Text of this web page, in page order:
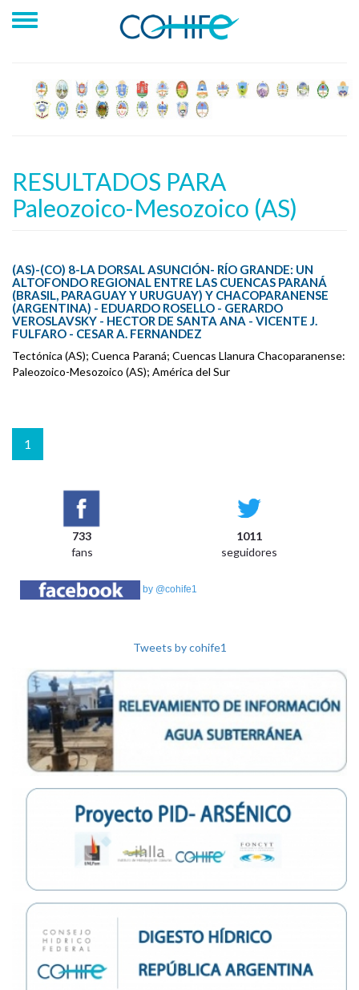
RESULTADOS PARA
Paleozoico-Mesozoico (AS)
(AS)-(CO) 8-LA DORSAL ASUNCIÓN- RÍO GRANDE: UN
ALTOFONDO REGIONAL ENTRE LAS CUENCAS PARANÁ
(BRASIL, PARAGUAY Y URUGUAY) Y CHACOPARANENSE
(ARGENTINA) - EDUARDO ROSELLO - GERARDO
VEROSLAVSKY - HECTOR DE SANTA ANA - VICENTE J.
FULFARO - CESAR A. FERNANDEZ
Tectónica (AS); Cuenca Paraná; Cuencas Llanura Chacoparanense:
Paleozoico-Mesozoico (AS); América del Sur
1
733
1011
fans
seguidores
by @cohife1
Tweets by cohife1